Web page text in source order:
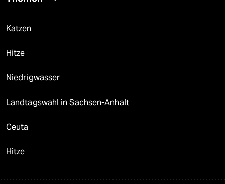
Katzen
Hitze
Niedrigwasser
Landtagswahl in Sachsen-Anhalt
Ceuta
Hitze